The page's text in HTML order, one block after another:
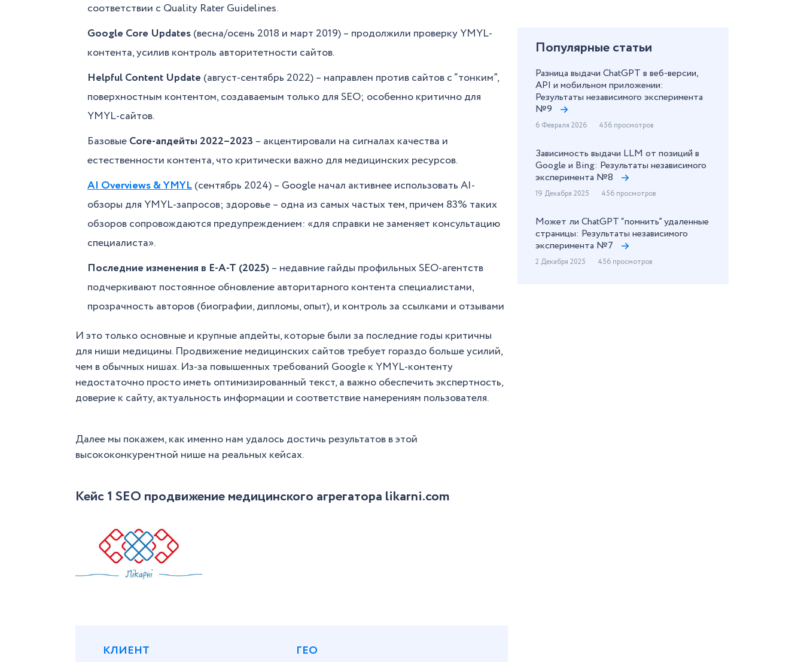
соответствии с Quality Rater Guidelines.
Google Core Updates(весна/осень 2018 и март 2019) – продолжили проверку YMYL-
контента, усилив контроль авторитетности сайтов.
Helpful Content Update(август-сентябрь 2022) – направлен против сайтов с “тонким”,
поверхностным контентом, создаваемым только для SEO; особенно критично для
YMYL-сайтов.
БазовыеCore-апдейты 2022–2023 – акцентировали на сигналах качества и
естественности контента, что критически важно для медицинских ресурсов.
AI Overviews & YMYL(сентябрь 2024) – Google начал активнее использовать AI-
обзоры для YMYL-запросов; здоровье – одна из самых частых тем, причем 83% таких
обзоров сопровождаются предупреждением: «для справки не заменяет консультацию
специалиста».
Последние изменения в E-A-T (2025) – недавние гайды профильных SEO-агентств
подчеркивают постоянное обновление авторитарного контента специалистами,
прозрачность авторов (биографии, дипломы, опыт), и контроль за ссылками и отзывами
И это только основные и крупные апдейты, которые были за последние годы критичны
для ниши медицины. Продвижение медицинских сайтов требует гораздо больше усилий,
чем в обычных нишах. Из-за повышенных требований Google к YMYL-контенту
недостаточно просто иметь оптимизированный текст, а важно обеспечить экспертность,
доверие к сайту, актуальность информации и соответствие намерениям пользователя.
Далее мы покажем, как именно нам удалось достичь результатов в этой
высококонкурентной нише на реальных кейсах.
Кейс 1 SEO продвижение медицинского агрегатора likarni.com
КЛИЕНТ
ГЕО
Популярные статьи
Разница выдачи ChatGPT в веб-версии,
API и мобильном приложении:
Результаты независимого эксперимента
№9
6 Февраля 2026 456 просмотров
Зависимость выдачи LLM от позиций в
Google и Bing: Результаты независимого
эксперимента №8
19 Декабря 2025 456 просмотров
Может ли ChatGPT “помнить” удаленные
страницы: Результаты независимого
эксперимента №7
2 Декабря 2025 456 просмотров